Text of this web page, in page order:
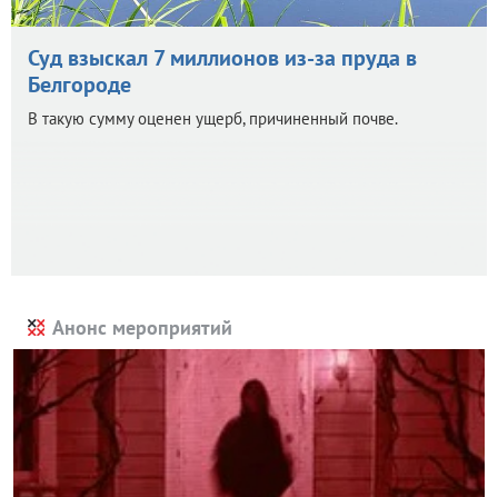
Суд взыскал 7 миллионов из-за пруда в
Белгороде
В такую сумму оценен ущерб, причиненный почве.
Анонс мероприятий